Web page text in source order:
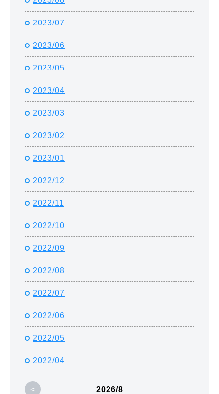
2023/07
2023/06
2023/05
2023/04
2023/03
2023/02
2023/01
2022/12
2022/11
2022/10
2022/09
2022/08
2022/07
2022/06
2022/05
2022/04
<
2026/8